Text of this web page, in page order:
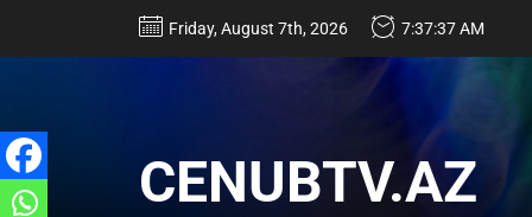
Friday, August 7th, 2026 7:37:38 AM
CENUBTV.AZ